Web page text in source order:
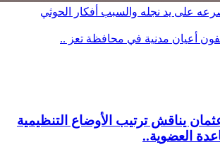
على يد نجله والسبب أفكار الحوثي
أعيان مدنية في محافظة تعز ..
يناقش ترتيب الأوضاع التنظيمية
العضوية..